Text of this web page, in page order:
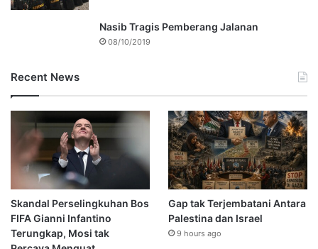
Nasib Tragis Pemberang Jalanan
08/10/2019
Recent News
Skandal Perselingkuhan Bos
FIFA Gianni Infantino
Terungkap, Mosi tak
Gap tak Terjembatani Antara
Palestina dan Israel
9 hours ago